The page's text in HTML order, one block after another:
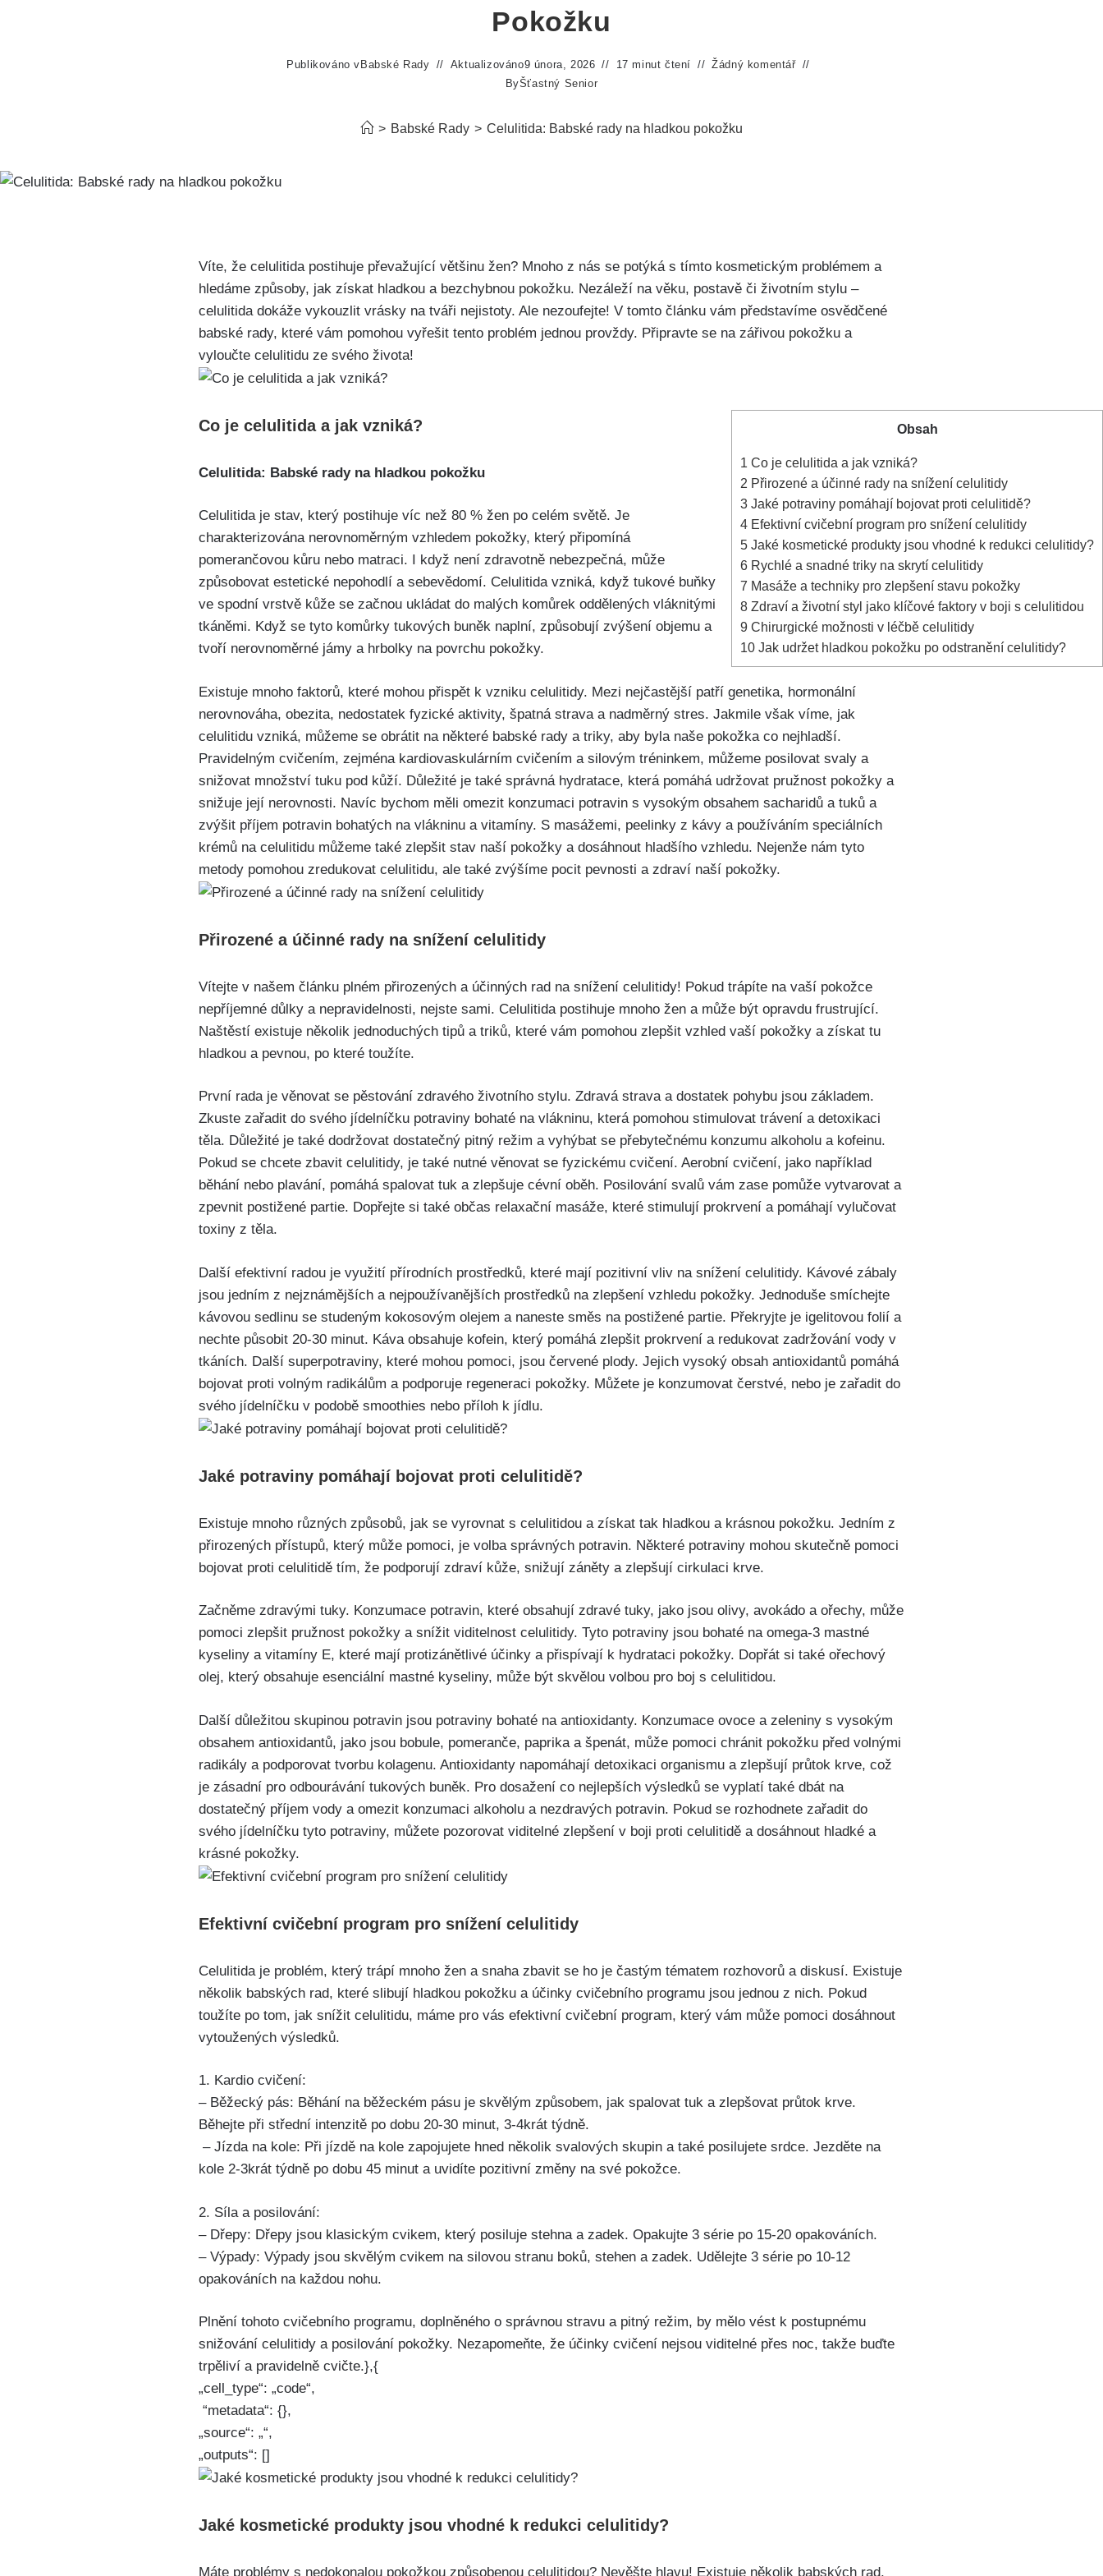
Pokožku
Publikováno v Babské Rady Aktualizováno9 února, 2026 17 minut čtení
Žádný komentář
ByŠťastný Senior
> Babské Rady > Celulitida: Babské rady na hladkou pokožku
Víte,⁢ že celulitida postihuje převažující většinu žen? Mnoho z nás se potýká s tímto kosmetickým problémem‌ a
hledáme způsoby, jak získat hladkou a bezchybnou pokožku. Nezáleží na věku, postavě‍ či životním stylu –
celulitida ⁢dokáže ⁣vykouzlit‌ vrásky na‌ tváři nejistoty. Ale nezoufejte! ⁤V tomto článku vám představíme osvědčené
babské‌ rady, které vám pomohou vyřešit tento‍ problém jednou provždy. Připravte se⁢ na zářivou pokožku a‌
vyloučte celulitidu ze svého života!
Obsah
1 Co je celulitida a jak vzniká?
2 Přirozené a účinné rady na snížení celulitidy
3 Jaké potraviny pomáhají bojovat proti celulitidě?
4 Efektivní cvičební program pro snížení celulitidy
5 Jaké kosmetické produkty jsou ⁤vhodné ⁢k redukci celulitidy?
6 Rychlé a snadné triky na skrytí celulitidy
7 Masáže a techniky ⁣pro zlepšení stavu pokožky
8 Zdraví a životní⁤ styl jako klíčové faktory v boji s celulitidou
9 Chirurgické možnosti v léčbě celulitidy
10 Jak⁢ udržet hladkou pokožku po odstranění celulitidy?
Co je celulitida a jak vzniká?
Celulitida: Babské rady na hladkou pokožku
Celulitida je stav, který postihuje víc než 80 % žen po celém světě. Je
charakterizována nerovnoměrným vzhledem pokožky, který připomíná
pomerančovou kůru nebo matraci. I když není zdravotně nebezpečná, může
způsobovat estetické​ nepohodlí a sebevědomí. Celulitida vzniká,⁢ když tukové buňky
ve⁣ spodní vrstvě kůže se začnou‍ ukládat do ‍malých komůrek oddělených vláknitými
tkáněmi. Když se tyto komůrky tukových buněk naplní, způsobují zvýšení ‍objemu a
tvoří nerovnoměrné jámy a hrbolky na povrchu pokožky.
Existuje mnoho faktorů, které mohou přispět k vzniku celulitidy. Mezi⁣ nejčastější patří genetika, hormonální
nerovnováha, ‌obezita, nedostatek fyzické aktivity, špatná strava a nadměrný stres. Jakmile však víme, jak
celulitidu vzniká, můžeme se⁣ obrátit na některé babské rady a triky, aby byla naše pokožka ​co nejhladší.
Pravidelným cvičením, zejména kardiovaskulárním cvičením a silovým tréninkem, můžeme posilovat svaly⁢ a
snižovat množství tuku pod kůží. Důležité je také správná hydratace, která pomáhá udržovat ⁢pružnost pokožky a
snižuje její nerovnosti. Navíc bychom měli omezit konzumaci potravin s ⁢vysokým obsahem sacharidů a tuků a
zvýšit příjem​ potravin bohatých na⁢ vlákninu a vitamíny. S masážemi, peelinky z kávy a používáním speciálních
krémů na celulitidu můžeme také ⁤zlepšit stav naší‍ pokožky a⁤ dosáhnout hladšího vzhledu.⁤ Nejenže nám tyto
metody pomohou zredukovat celulitidu, ale také zvýšíme pocit pevnosti a zdraví naší pokožky.
Přirozené a účinné rady na snížení celulitidy
Vítejte v našem článku plném přirozených a účinných rad na snížení celulitidy! Pokud trápíte na vaší pokožce
nepříjemné ⁤důlky a nepravidelnosti, nejste sami. Celulitida postihuje mnoho žen‌ a může být opravdu frustrující.
Naštěstí existuje‍ několik jednoduchých tipů a triků, které vám pomohou zlepšit vzhled vaší pokožky a získat tu
hladkou a pevnou, po které toužíte.
První rada je věnovat se pěstování zdravého životního stylu. Zdravá strava a dostatek pohybu jsou základem.
Zkuste zařadit do‌ svého jídelníčku⁣ potraviny bohaté na vlákninu, která pomohou stimulovat trávení a detoxikaci
těla. Důležité je‍ také dodržovat dostatečný pitný režim ​a vyhýbat ⁢se přebytečnému konzumu alkoholu a kofeinu.
Pokud se⁢ chcete zbavit celulitidy, je také ⁣nutné věnovat se fyzickému cvičení. Aerobní cvičení, jako například
běhání nebo plavání, pomáhá⁤ spalovat tuk a zlepšuje​ cévní​ oběh. Posilování svalů vám zase pomůže vytvarovat a
zpevnit postižené⁤ partie. Dopřejte si také občas relaxační masáže, které stimulují prokrvení a pomáhají vylučovat
toxiny z těla.
Další efektivní radou je využití přírodních prostředků, které mají pozitivní‍ vliv na snížení celulitidy. ‌Kávové zábaly
⁢jsou jedním z nejznámějších a‍ nejpoužívanějších prostředků na zlepšení vzhledu pokožky. Jednoduše smíchejte
kávovou sedlinu se studeným kokosovým olejem a naneste směs ⁣na postižené partie. Překryjte⁤ je⁢ igelitovou folií a
nechte působit 20-30 minut. Káva ‍obsahuje kofein, který pomáhá zlepšit prokrvení a redukovat⁣ zadržování vody v
tkáních. Další superpotraviny, které mohou pomoci, jsou červené plody. Jejich vysoký obsah antioxidantů pomáhá‌
bojovat proti volným radikálům⁣ a podporuje regeneraci pokožky. Můžete je konzumovat čerstvé, nebo je zařadit do
svého jídelníčku v podobě smoothies nebo ⁢příloh‍ k jídlu.
Jaké potraviny pomáhají bojovat proti celulitidě?
Existuje mnoho různých způsobů, jak se vyrovnat s celulitidou a získat tak hladkou a krásnou pokožku. Jedním z
přirozených přístupů,​ který může pomoci, je volba správných potravin. Některé potraviny mohou skutečně pomoci
bojovat proti celulitidě tím, že podporují zdraví kůže, snižují záněty a zlepšují cirkulaci krve.
Začněme zdravými tuky. Konzumace⁤ potravin, které obsahují zdravé tuky, jako jsou olivy, ⁣avokádo a ořechy,‍ může
pomoci zlepšit pružnost pokožky a snížit viditelnost celulitidy. Tyto potraviny ⁢jsou bohaté na omega-3‍ mastné
kyseliny‍ a vitamíny E, které mají ⁤protizánětlivé účinky‍ a přispívají k⁢ hydrataci pokožky. Dopřát si také ořechový
olej, který obsahuje esenciální mastné kyseliny, ⁣může být skvělou volbou pro boj s celulitidou.
Další důležitou skupinou potravin jsou potraviny bohaté na antioxidanty. Konzumace ovoce a zeleniny s⁤ vysokým
obsahem antioxidantů, jako jsou bobule, pomeranče, paprika a špenát, ​může pomoci chránit pokožku před volnými‍
radikály a podporovat tvorbu kolagenu. Antioxidanty napomáhají detoxikaci organismu a zlepšují průtok krve, což‍
je zásadní pro odbourávání tukových buněk. Pro dosažení co nejlepších ‍výsledků ‌se vyplatí také dbát na
dostatečný příjem vody a omezit konzumaci alkoholu a nezdravých potravin.‍ Pokud se rozhodnete zařadit do
svého jídelníčku tyto potraviny, můžete pozorovat viditelné zlepšení v‌ boji proti celulitidě a dosáhnout hladké a​
krásné pokožky.
Efektivní cvičební program pro snížení celulitidy
Celulitida‌ je problém, který trápí mnoho žen a snaha zbavit se ho je častým tématem rozhovorů a diskusí. Existuje
‍několik babských rad, které slibují hladkou pokožku a ‌účinky cvičebního programu jsou jednou z nich. Pokud
toužíte po tom, jak snížit celulitidu, ‍máme pro vás efektivní cvičební program, který vám může pomoci dosáhnout
vytoužených výsledků.
1. Kardio cvičení:
– Běžecký pás: Běhání na běžeckém pásu je⁣ skvělým způsobem, jak spalovat tuk a zlepšovat průtok krve.
Běhejte při ​střední intenzitě po dobu 20-30 ‌minut, 3-4krát týdně.
⁢ – Jízda na kole: Při jízdě na kole zapojujete ⁢hned několik svalových skupin a také posilujete srdce. Jezděte​ na
kole 2-3krát týdně po dobu 45 minut a uvidíte pozitivní změny na své pokožce.
2. Síla⁢ a posilování:
– Dřepy: Dřepy jsou klasickým cvikem, který posiluje stehna a zadek. Opakujte 3 série po 15-20 opakováních.
– Výpady: Výpady jsou skvělým cvikem na silovou stranu boků, stehen a zadek. Udělejte 3 série po 10-12
opakováních na každou nohu.
Plnění tohoto cvičebního programu, doplněného ⁢o správnou stravu a⁣ pitný režim, by mělo vést‌ k⁣ postupnému
snižování⁤ celulitidy a posilování ‍pokožky. Nezapomeňte, ⁣že účinky cvičení nejsou viditelné přes noc, takže buďte
trpěliví⁣ a pravidelně cvičte.},{
„cell_type“: „code“,
⁢ ‍“metadata“: {},
„source“: „“,
„outputs“: []
Jaké kosmetické produkty jsou ⁤vhodné ⁢k redukci celulitidy?
Máte problémy s nedokonalou pokožkou způsobenou celulitidou? Nevěšte hlavu! Existuje několik babských rad,